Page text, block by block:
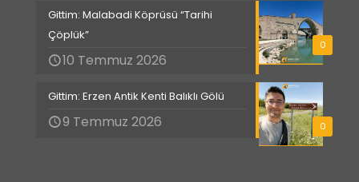
0
Gittim: Malabadi Köprüsü “Tarihi
Çöplük”
10 Temmuz 2026
0
Gittim: Erzen Antik Kenti Balıklı Gölü
9 Temmuz 2026